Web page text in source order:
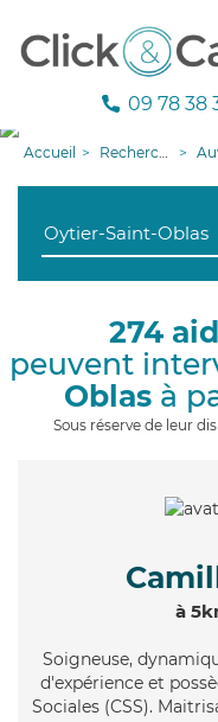
09 78 38
Accueil Recherche aide à domicile
274
peuvent
Oblas à
Sous réserve de leur
à
Soigneuse,
d'expérience et
Sociales (CSS).